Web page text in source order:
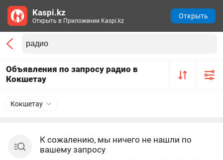
Объявления по запросу радио в
Кокшетау
Кокшетау
К сожалению, мы ничего не нашли по
вашему запросу
Kaspi.kz
Открыть в Приложении Kaspi.kz
Открыть